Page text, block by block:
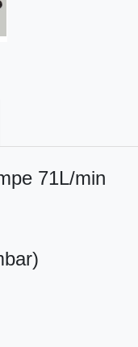
71L/min